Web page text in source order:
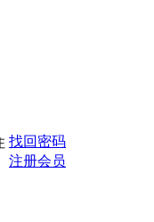
找回密码
注册会员